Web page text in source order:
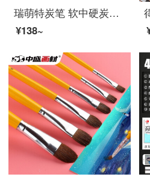
瑞萌特炭笔 软中硬炭笔软碳特软专业素描速写绘画初学者学生用黑画笔绘图手绘美术生用品画画工具专用 硬炭（10支/盒）
¥138~